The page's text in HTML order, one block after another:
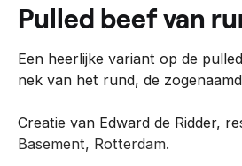
pulled beef van
Een heerlijke variant op de
nek van het rund, de
Creatie van Edward de Ridder,
Basement, Rotterdam.